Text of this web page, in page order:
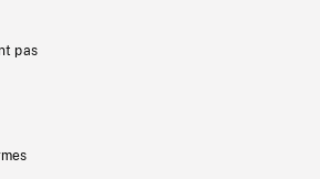
pas